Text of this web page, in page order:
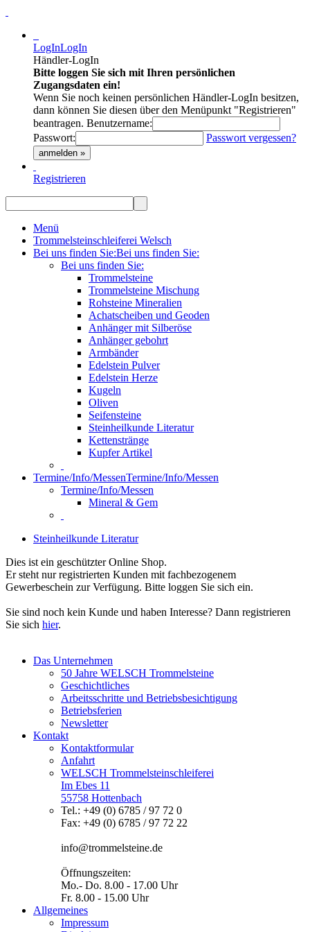
LogInLogIn
Händler-LogIn
Bitte loggen Sie sich mit Ihren persönlichen
Zugangsdaten ein!
Wenn Sie noch keinen persönlichen Händler-LogIn besitzen,
dann können Sie diesen über den Menüpunkt "Registrieren"
beantragen. Benutzername:
Passwort:
Passwort vergessen?
anmelden »
Registrieren
Menü
Trommelsteinschleiferei Welsch
Bei uns finden Sie:Bei uns finden Sie:
Bei uns finden Sie:
Trommelsteine
Trommelsteine Mischung
Rohsteine Mineralien
Achatscheiben und Geoden
Anhänger mit Silberöse
Anhänger gebohrt
Armbänder
Edelstein Pulver
Edelstein Herze
Kugeln
Oliven
Seifensteine
Steinheilkunde Literatur
Kettenstränge
Kupfer Artikel
Termine/Info/MessenTermine/Info/Messen
Termine/Info/Messen
Mineral & Gem
Steinheilkunde Literatur
Dies ist ein geschützter Online Shop.
Er steht nur registrierten Kunden mit fachbezogenem
Gewerbeschein zur Verfügung. Bitte loggen Sie sich ein.
Sie sind noch kein Kunde und haben Interesse? Dann registrieren
Sie sich hier.
Das Unternehmen
50 Jahre WELSCH Trommelsteine
Geschichtliches
Arbeitsschritte und Betriebsbesichtigung
Betriebsferien
Newsletter
Kontakt
Kontaktformular
Anfahrt
WELSCH Trommelsteinschleiferei
Im Ebes 11
55758 Hottenbach
Tel.: +49 (0) 6785 / 97 72 0
Fax: +49 (0) 6785 / 97 72 22
info@trommelsteine.de
Öffnungszeiten:
Mo.- Do. 8.00 - 17.00 Uhr
Fr. 8.00 - 15.00 Uhr
Allgemeines
Impressum